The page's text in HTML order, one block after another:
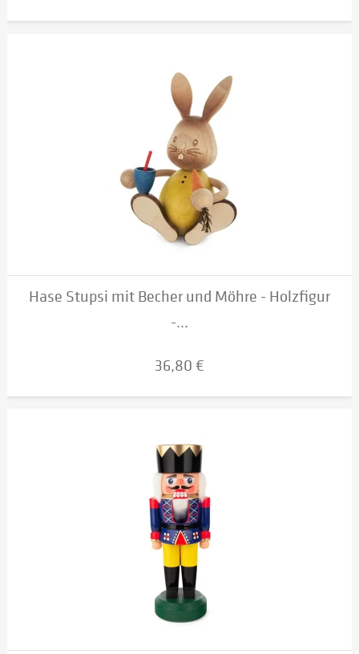
Hase Stupsi mit Becher und Möhre - Holzfigur
-...
36,80 €